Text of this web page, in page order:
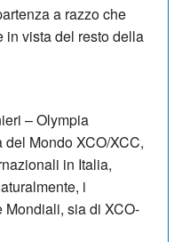
a razzo che
in vista del resto della
– Olympia
Mondo XCO/XCC,
in Italia,
i
sia di XCO-